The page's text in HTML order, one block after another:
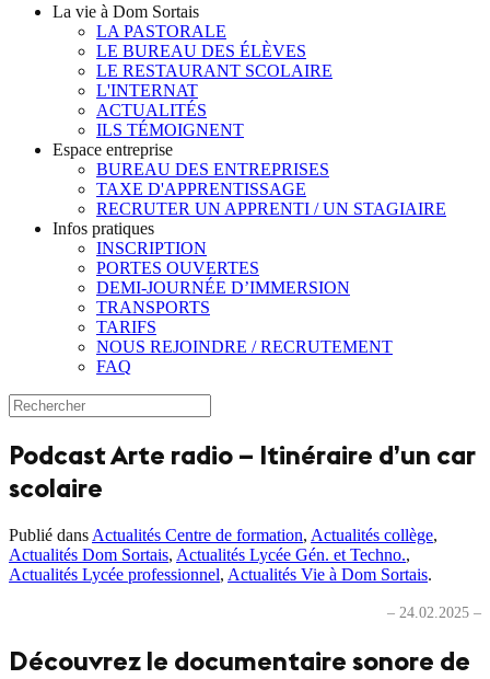
La vie à Dom Sortais
LA PASTORALE
LE BUREAU DES ÉLÈVES
LE RESTAURANT SCOLAIRE
L'INTERNAT
ACTUALITÉS
ILS TÉMOIGNENT
Espace entreprise
BUREAU DES ENTREPRISES
TAXE D'APPRENTISSAGE
RECRUTER UN APPRENTI / UN STAGIAIRE
Infos pratiques
INSCRIPTION
PORTES OUVERTES
DEMI-JOURNÉE D’IMMERSION
TRANSPORTS
TARIFS
NOUS REJOINDRE / RECRUTEMENT
FAQ
Podcast Arte radio – Itinéraire d’un car
scolaire
Publié dans Actualités Centre de formation, Actualités collège,
Actualités Dom Sortais, Actualités Lycée Gén. et Techno.,
Actualités Lycée professionnel, Actualités Vie à Dom Sortais.
– 24.02.2025 –
Découvrez le documentaire sonore de